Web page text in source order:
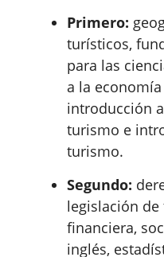
Primero:
turísticos,
para las
a la
introducción
turismo e
turismo.
Segundo:
legislación
financiera,
inglés,